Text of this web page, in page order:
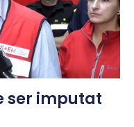
ser imputat